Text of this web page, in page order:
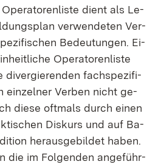
Ope­ra­to­ren­lis­te dient als Le­
ver­wen­de­ten Ver­
Be­deu­tun­gen. Ei­
Ope­ra­to­ren­lis­te
di­ver­gie­ren­den fach­spe­zi­fi­
ein­zel­ner Ver­ben nicht ge­
die­se oft­mals durch ei­nen
Dis­kurs und auf Ba­
her­aus­ge­bil­det ha­ben.
die im Fol­gen­den an­ge­führ­